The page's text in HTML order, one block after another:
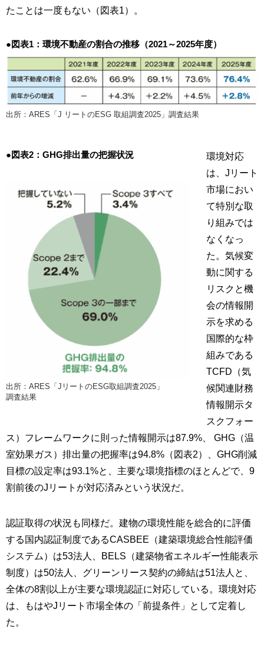
たことは一度もない（図表1）。
●図表1：環境不動産の割合の推移（2021～2025年度）
出所：ARES「J リートのESG 取組調査2025」調査結果
●図表2：GHG排出量の把握状況
出所：ARES「JリートのESG取組調査2025」
調査結果
環境対応
は、Jリート
市場におい
て特別な取
り組みでは
なくなっ
た。気候変
動に関する
リスクと機
会の情報開
示を求める
国際的な枠
組みである
TCFD（気
候関連財務
情報開示タ
スクフォー
ス）フレームワークに則った情報開示は87.9%、 GHG（温
室効果ガス）排出量の把握率は94.8%（図表2）、GHG削減
目標の設定率は93.1%と、主要な環境指標のほとんどで、9
割前後のJリートが対応済みという状況だ。
認証取得の状況も同様だ。建物の環境性能を総合的に評価
する国内認証制度であるCASBEE（建築環境総合性能評価
システム）は53法人、BELS（建築物省エネルギー性能表示
制度）は50法人、グリーンリース契約の締結は51法人と、
全体の8割以上が主要な環境認証に対応している。環境対応
は、もはやJリート市場全体の「前提条件」として定着し
た。